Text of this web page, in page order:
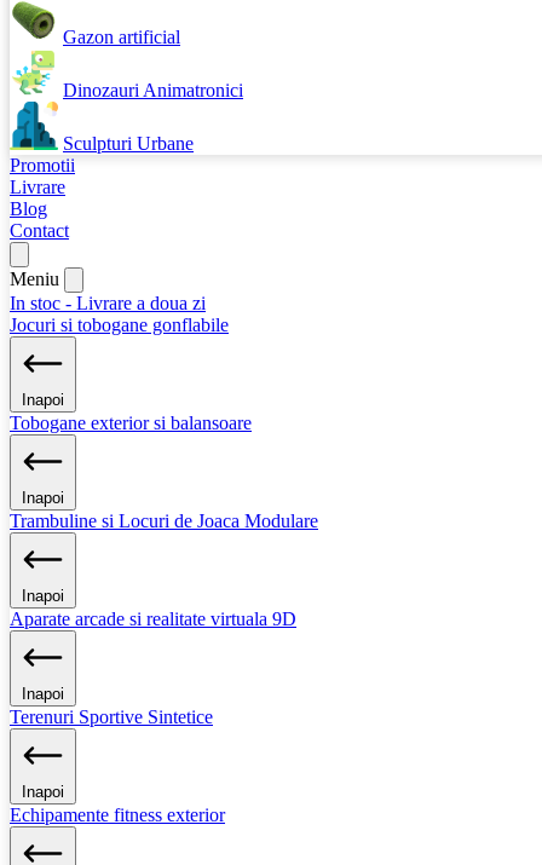
Gazon artificial
Dinozauri Animatronici
Sculpturi Urbane
Promotii
Livrare
Blog
Contact
Meniu
In stoc - Livrare a doua zi
Jocuri si tobogane gonflabile
Inapoi
Tobogane exterior si balansoare
Inapoi
Trambuline si Locuri de Joaca Modulare
Inapoi
Aparate arcade si realitate virtuala 9D
Inapoi
Terenuri Sportive Sintetice
Inapoi
Echipamente fitness exterior